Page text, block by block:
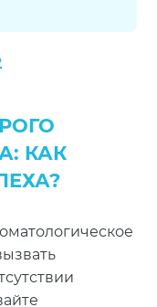
КАК